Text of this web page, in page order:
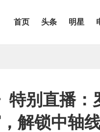
首页 头条 明星
特别直播
解锁中轴